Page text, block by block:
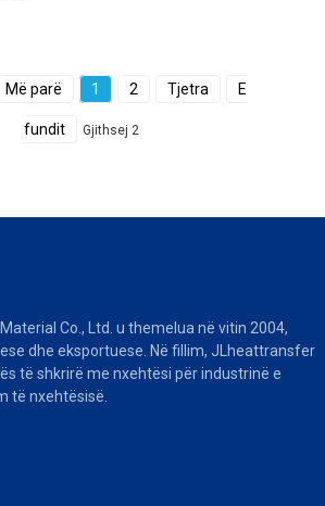
Më parë 1 2 Tjetra E
fundit Gjithsej 2
Co., Ltd. u themelua në vitin 2004,
dhe eksportuese. Në fillim, JLheattransfer
të shkrirë me nxehtësi për industrinë e
të nxehtësisë.